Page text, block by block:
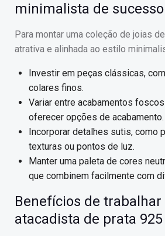
minimalista de sucesso
Para montar uma coleção de joias
atrativa e alinhada ao estilo
Investir em peças clássicas,
colares finos.
Variar entre acabamentos
oferecer opções de acabamento.
Incorporar detalhes sutis, como
texturas ou pontos de luz.
Manter uma paleta de cores
que combinem facilmente com
Benefícios de
atacadista de prata 925